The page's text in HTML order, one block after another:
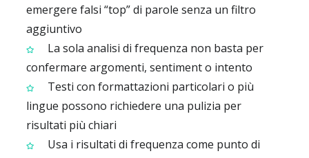
emergere falsi “top” di parole senza un filtro
aggiuntivo
La sola analisi di frequenza non basta per
confermare argomenti, sentiment o intento
Testi con formattazioni particolari o più
lingue possono richiedere una pulizia per
risultati più chiari
Usa i risultati di frequenza come punto di